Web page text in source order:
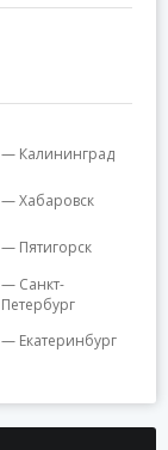
— Калининград
— Хабаровск
— Пятигорск
— Санкт-
Петербург
— Екатеринбург